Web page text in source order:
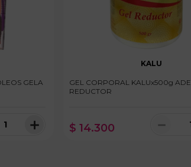
GELA
＋
KALU
GEL CORPORAL KALUx500g
REDUCTOR
$ 14.300 －